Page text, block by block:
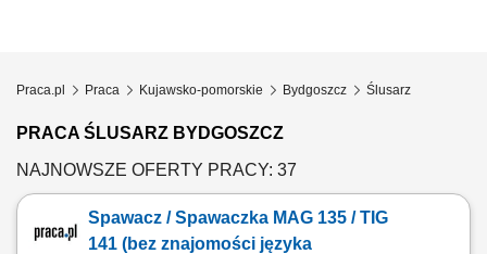
Praca.pl Praca Kujawsko-pomorskie Bydgoszcz Ślusarz
PRACA ŚLUSARZ BYDGOSZCZ
NAJNOWSZE OFERTY PRACY: 37
Spawacz / Spawaczka MAG 135 / TIG
141 (bez znajomości języka